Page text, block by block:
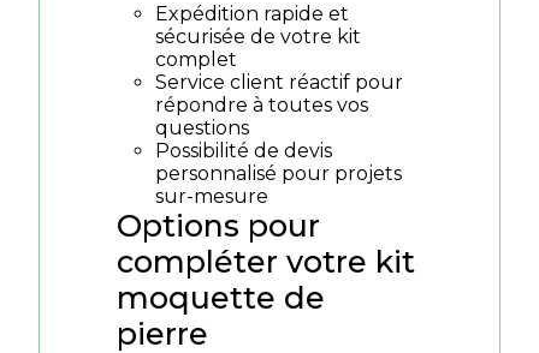
Expédition rapide et
sécurisée de votre kit
complet
Service client réactif pour
répondre à toutes vos
questions
Possibilité de devis
personnalisé pour projets
sur-mesure
Options pour
compléter votre kit
moquette de
pierre